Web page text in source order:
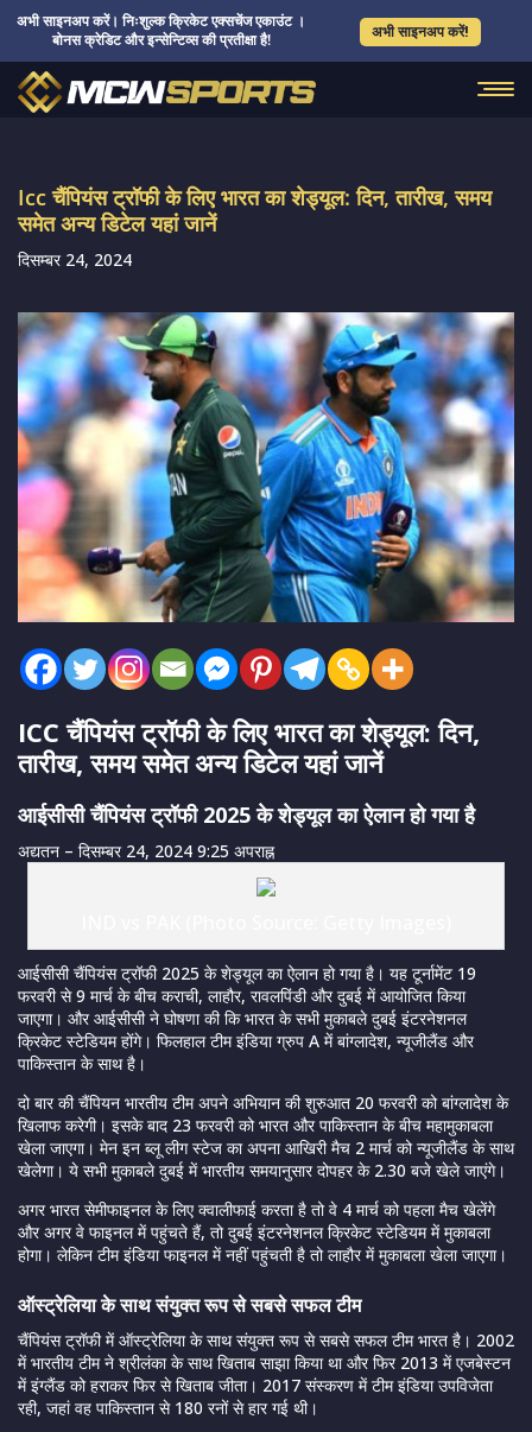
अभी साइनअप करें। निःशुल्क क्रिकेट एक्सचेंज एकाउंट ।
बोनस क्रेडिट और इन्सेन्टिव्स की प्रतीक्षा है!
अभी साइनअप करें!
Icc चैंपियंस ट्रॉफी के लिए भारत का शेड्यूल: दिन, तारीख, समय
समेत अन्य डिटेल यहां जानें
दिसम्बर 24, 2024
ICC चैंपियंस ट्रॉफी के लिए भारत का शेड्यूल: दिन,
तारीख, समय समेत अन्य डिटेल यहां जानें
आईसीसी चैंपियंस ट्रॉफी 2025 के शेड्यूल का ऐलान हो गया है
अद्यतन – दिसम्बर 24, 2024 9:25 अपराह्न
आईसीसी चैंपियंस ट्रॉफी 2025 के शेड्यूल का ऐलान हो गया है। यह टूर्नामेंट 19
फरवरी से 9 मार्च के बीच कराची, लाहौर, रावलपिंडी और दुबई में आयोजित किया
जाएगा। और आईसीसी ने घोषणा की कि भारत के सभी मुकाबले दुबई इंटरनेशनल
क्रिकेट स्टेडियम होंगे। फिलहाल टीम इंडिया ग्रुप A में बांग्लादेश, न्यूजीलैंड और
पाकिस्तान के साथ है।
दो बार की चैंपियन भारतीय टीम अपने अभियान की शुरुआत 20 फरवरी को बांग्लादेश के
खिलाफ करेगी। इसके बाद 23 फरवरी को भारत और पाकिस्तान के बीच महामुकाबला
खेला जाएगा। मेन इन ब्लू लीग स्टेज का अपना आखिरी मैच 2 मार्च को न्यूजीलैंड के साथ
खेलेगा। ये सभी मुकाबले दुबई में भारतीय समयानुसार दोपहर के 2.30 बजे खेले जाएंगे।
अगर भारत सेमीफाइनल के लिए क्वालीफाई करता है तो वे 4 मार्च को पहला मैच खेलेंगे
और अगर वे फाइनल में पहुंचते हैं, तो दुबई इंटरनेशनल क्रिकेट स्टेडियम में मुकाबला
होगा। लेकिन टीम इंडिया फाइनल में नहीं पहुंचती है तो लाहौर में मुकाबला खेला जाएगा।
ऑस्ट्रेलिया के साथ संयुक्त रूप से सबसे सफल टीम
चैंपियंस ट्रॉफी में ऑस्ट्रेलिया के साथ संयुक्त रूप से सबसे सफल टीम भारत है। 2002
में भारतीय टीम ने श्रीलंका के साथ खिताब साझा किया था और फिर 2013 में एजबेस्टन
में इंग्लैंड को हराकर फिर से खिताब जीता। 2017 संस्करण में टीम इंडिया उपविजेता
रही, जहां वह पाकिस्तान से 180 रनों से हार गई थी।